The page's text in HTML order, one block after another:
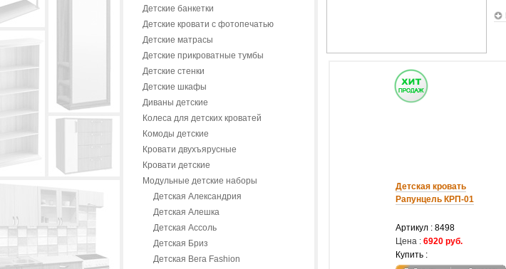
Детские банкетки
Детские кровати с фотопечатью
Детские матрасы
Детские прикроватные тумбы
Детские стенки
Детские шкафы
Диваны детские
Колеса для детских кроватей
Комоды детские
Кровати двухъярусные
Кровати детские
Модульные детские наборы
Детская Александрия
Детская Алешка
Детская Ассоль
Детская Бриз
Детская Вега Fashion
Детская кровать
Рапунцель КРП-01
Артикул : 8498
Цена : 6920 руб.
Купить :